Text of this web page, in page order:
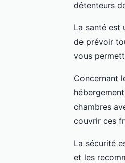
détenteurs
La santé est
de prévoir
vous
Concernant
chambres
couvrir ces
La sécurité
et les